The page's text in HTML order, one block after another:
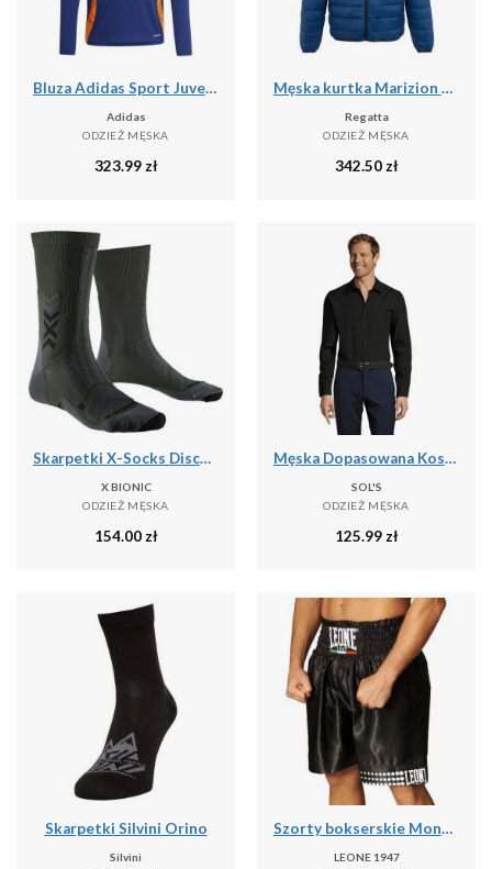
Bluza Adidas Sport Juve Tr Top Dorosłych
Adidas
ODZIEŻ MĘSKA
323.99zł
Męska kurtka Marizion z kapturem
Regatta
ODZIEŻ MĘSKA
342.50zł
Skarpetki X-Socks Discover Crew
X BIONIC
ODZIEŻ MĘSKA
154.00zł
Męska Dopasowana Koszula Baltimore
SOL'S
ODZIEŻ MĘSKA
125.99zł
Skarpetki Silvini Orino
Silvini
Szorty bokserskie Montana Pantaloncino
LEONE 1947